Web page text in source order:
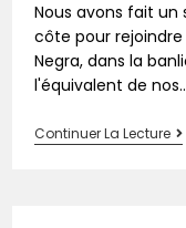
Nous avons fait
côte pour
Negra, dans la
l'équivalent de
Continuer La Lecture